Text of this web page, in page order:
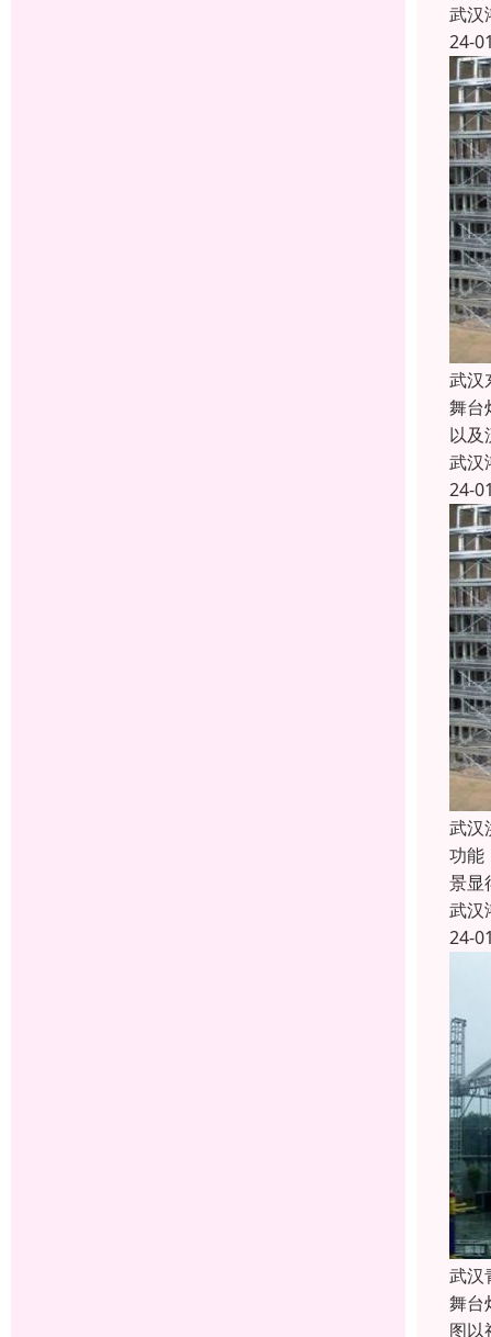
武汉
24-
武汉
舞台
以及
武汉
24-
武汉
功能
景显
武汉
24-
武汉
舞台
图以